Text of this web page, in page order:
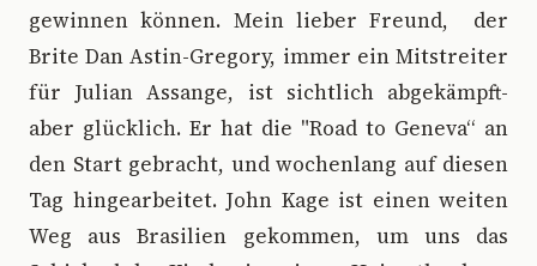
gewinnen können. Mein lieber Freund, der
Brite Dan Astin-Gregory, immer ein Mitstreiter
für Julian Assange, ist sichtlich abgekämpft-
aber glücklich. Er hat die "Road to Geneva“ an
den Start gebracht, und wochenlang auf diesen
Tag hingearbeitet. John Kage ist einen weiten
Weg aus Brasilien gekommen, um uns das